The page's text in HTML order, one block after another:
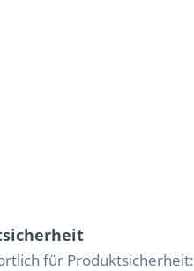
für Produktsicherheit: